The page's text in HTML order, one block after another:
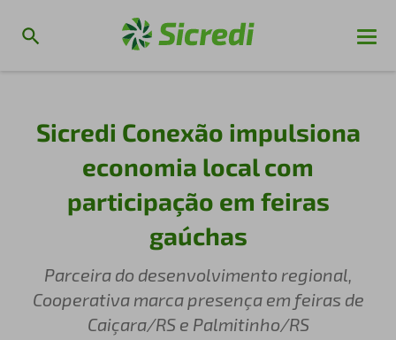
Sicredi Conexão impulsiona
economia local com
participação em feiras
gaúchas
Parceira do desenvolvimento regional,
Cooperativa marca presença em feiras de
Caiçara/RS e Palmitinho/RS